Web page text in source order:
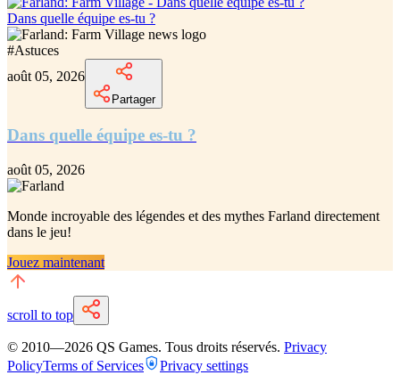
Dans quelle équipe es-tu ?
#Astuces
août 05, 2026
Partager
Dans quelle équipe es-tu ?
août 05, 2026
Monde incroyable des légendes et des mythes Farland directement
dans le jeu!
Jouez maintenant
scroll to top
© 2010—2026 QS Games. Tous droits réservés. Privacy
PolicyTerms of Services Privacy settings